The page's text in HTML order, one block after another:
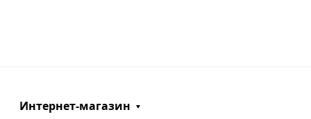
Интернет-магазин